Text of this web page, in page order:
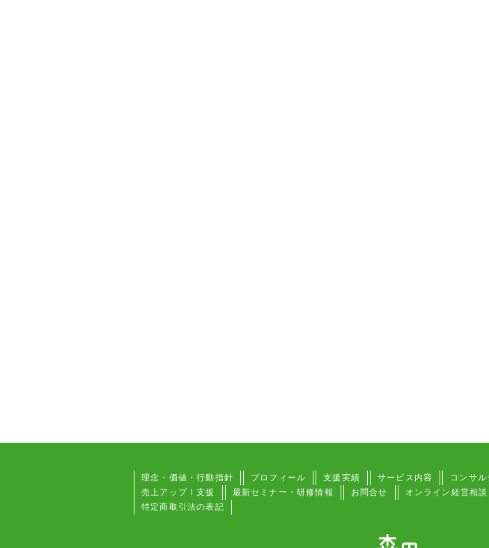
理念・価値・行動指針 プロフィール 支援実績 サービス内容 コンサ
売上アップ！支援
最新セミナー・研修情報 お問合せ オンライン経営相談
特定商取引法の表記